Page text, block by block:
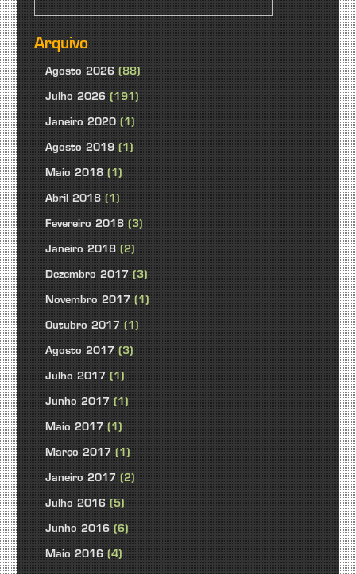
Arquivo
Agosto 2026(88)
Julho 2026(191)
Janeiro 2020(1)
Agosto 2019(1)
Maio 2018(1)
Abril 2018(1)
Fevereiro 2018(3)
Janeiro 2018(2)
Dezembro 2017(3)
Novembro 2017(1)
Outubro 2017(1)
Agosto 2017(3)
Julho 2017(1)
Junho 2017(1)
Maio 2017(1)
Março 2017(1)
Janeiro 2017(2)
Julho 2016(5)
Junho 2016(6)
Maio 2016(4)